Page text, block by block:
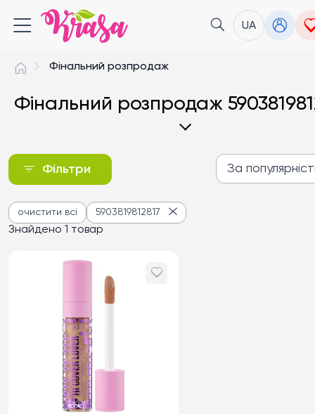
UA
Фінальний розпродаж
Фінальний розпродаж
Фільтри За
За популярністю
Від дешевих до
Знайдено 1 товар
очистити всі 5903819812817